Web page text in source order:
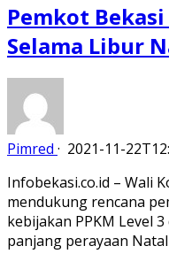
Pemkot
Selama Libur
Pimred · 2021-11-
Infobekasi.co.id – Wali
mendukung rencana
kebijakan PPKM Level
panjang perayaan